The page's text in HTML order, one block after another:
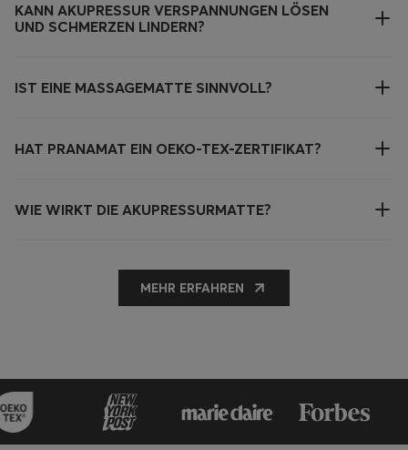
KANN AKUPRESSUR VERSPANNUNGEN LÖSEN
UND SCHMERZEN LINDERN?
IST EINE MASSAGEMATTE SINNVOLL?
HAT PRANAMAT EIN OEKO-TEX-ZERTIFIKAT?
WIE WIRKT DIE AKUPRESSURMATTE?
MEHR ERFAHREN